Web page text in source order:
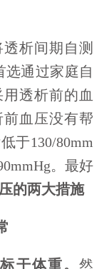
析间期自测
选通过家庭自
透析前的血
血压没有帮
于130/80mm
。最好
的两大措施
干体重。 然